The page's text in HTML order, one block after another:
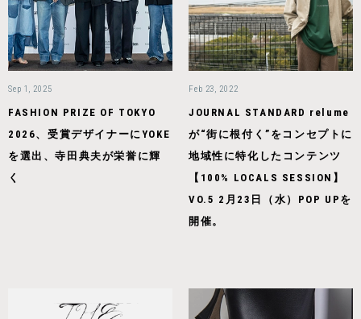
Sep 1, 2025
FASHION PRIZE OF TOKYO
2026、受賞デザイナーにYOKE
を選出、寺田典夫が栄誉に輝
く
Feb 23, 2022
JOURNAL STANDARD relume
が“街に根付く”をコンセプトに
地域性に特化したコンテンツ
【100% LOCALS SESSION】
VO.5 2月23日（水）POP UPを
開催。